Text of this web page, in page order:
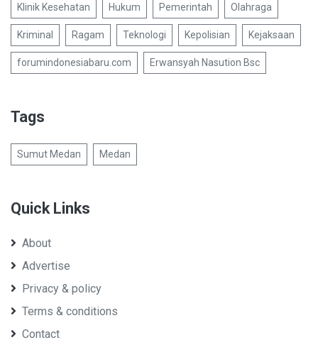
Klinik Kesehatan Hukum Pemerintah Olahraga
Kriminal Ragam Teknologi Kepolisian Kejaksaan
forumindonesiabaru.com Erwansyah Nasution Bsc
Tags
Sumut Medan Medan
Quick Links
About
Advertise
Privacy & policy
Terms & conditions
Contact